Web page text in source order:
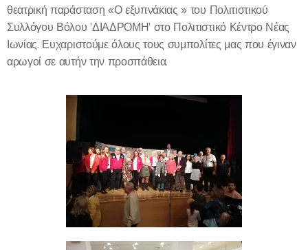
θεατρική παράσταση «Ο εξυπνάκιας » του Πολιτιστικού
Συλλόγου Βόλου 'ΔΙΑΔΡΟΜΗ' στο Πολιτιστικό Κέντρο Νέας
Ιωνίας. Ευχαριστούμε όλους τους συμπολίτες μας που έγιναν
αρωγοί σε αυτήν την προσπάθεια.